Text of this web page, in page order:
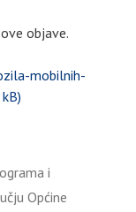
objave.
mobilnih-
i
Općine